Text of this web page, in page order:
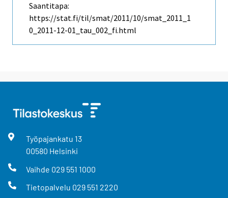
Saantitapa:
https://stat.fi/til/smat/2011/10/smat_2011_1
0_2011-12-01_tau_002_fi.html
Työpajankatu 13
00580 Helsinki
Vaihde 029 551 1000
Tietopalvelu 029 551 2220